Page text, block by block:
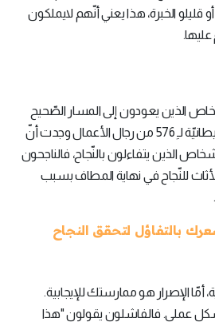
الخبرة، هذا يعني أنّهم لايملكون
الذين يعودون إلى المسار الصّحيح
بعد الفشل، ففي دراسة بريطانيّة لـِ 576 من رجال الأعمال وجدت أنّ
الذين يتفاءلون بالنّجاح، فالناجحون
للنّجاح في نهاية المطاف بسبب
أمّا الإصرار هو ممارستك للإيجابية.
عملي. فالفاشلون يقولون "هذا